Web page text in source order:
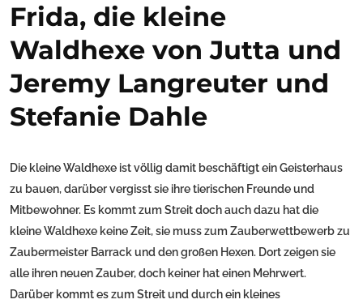
Frida, die kleine
Waldhexe von Jutta und
Jeremy Langreuter und
Stefanie Dahle
Die kleine Waldhexe ist völlig damit beschäftigt ein Geisterhaus
zu bauen, darüber vergisst sie ihre tierischen Freunde und
Mitbewohner. Es kommt zum Streit doch auch dazu hat die
kleine Waldhexe keine Zeit, sie muss zum Zauberwettbewerb zu
Zaubermeister Barrack und den großen Hexen. Dort zeigen sie
alle ihren neuen Zauber, doch keiner hat einen Mehrwert.
Darüber kommt es zum Streit und durch ein kleines